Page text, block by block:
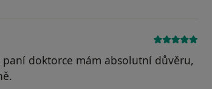
doktorce mám absolutní důvěru,